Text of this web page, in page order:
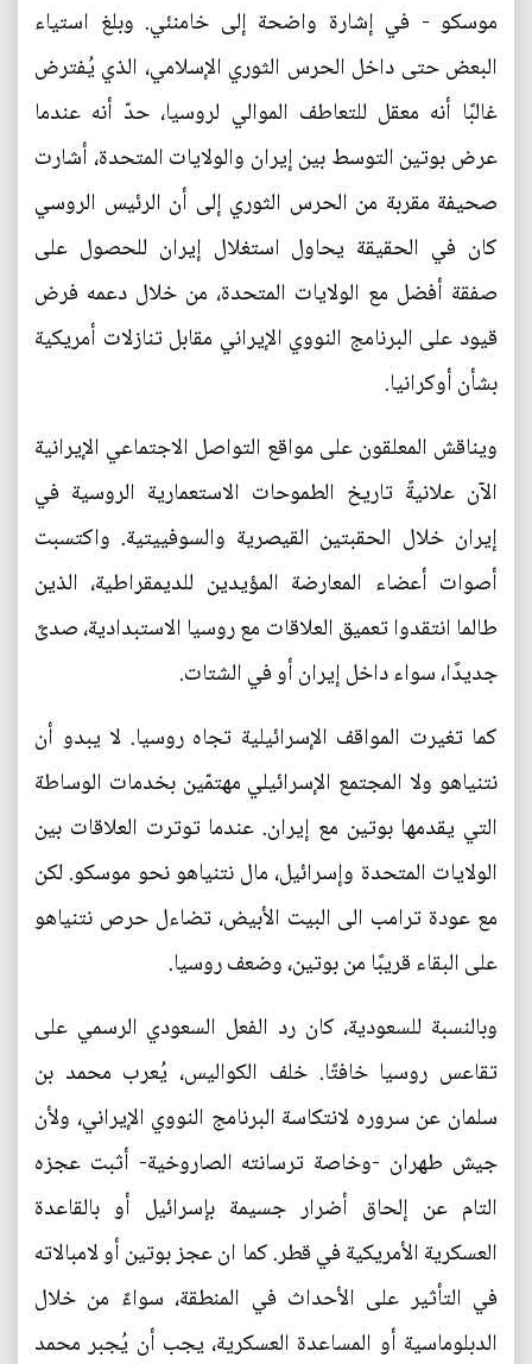
موسكو - في إشارة واضحة إلى خامنئي. وبلغ استياء
البعض حتى داخل الحرس الثوري الإسلامي، الذي يُفترض
غالبًا أنه معقل للتعاطف الموالي لروسيا، حدّ أنه عندما
عرض بوتين التوسط بين إيران والولايات المتحدة، أشارت
صحيفة مقربة من الحرس الثوري إلى أن الرئيس الروسي
كان في الحقيقة يحاول استغلال إيران للحصول على
صفقة أفضل مع الولايات المتحدة، من خلال دعمه فرض
قيود على البرنامج النووي الإيراني مقابل تنازلات أمريكية
بشأن أوكرانيا.
ويناقش المعلقون على مواقع التواصل الاجتماعي الإيرانية
الآن علانيةً تاريخ الطموحات الاستعمارية الروسية في
إيران خلال الحقبتين القيصرية والسوفييتية. واكتسبت
أصوات أعضاء المعارضة المؤيدين للديمقراطية، الذين
طالما انتقدوا تعميق العلاقات مع روسيا الاستبدادية، صدىً
جديدًا، سواء داخل إيران أو في الشتات.
كما تغيرت المواقف الإسرائيلية تجاه روسيا. لا يبدو أن
نتنياهو ولا المجتمع الإسرائيلي مهتمّين بخدمات الوساطة
التي يقدمها بوتين مع إيران. عندما توترت العلاقات بين
الولايات المتحدة وإسرائيل، مال نتنياهو نحو موسكو. لكن
مع عودة ترامب الى البيت الأبيض، تضاءل حرص نتنياهو
على البقاء قريبًا من بوتين، وضعف روسيا.
وبالنسبة للسعودية، كان رد الفعل السعودي الرسمي على
تقاعس روسيا خافتًا. خلف الكواليس، يُعرب محمد بن
سلمان عن سروره لانتكاسة البرنامج النووي الإيراني، ولأن
جيش طهران -وخاصة ترسانته الصاروخية- أثبت عجزه
التام عن إلحاق أضرار جسيمة بإسرائيل أو بالقاعدة
العسكرية الأمريكية في قطر. كما ان عجز بوتين أو لامبالاته
في التأثير على الأحداث في المنطقة، سواءً من خلال
الدبلوماسية أو المساعدة العسكرية، يجب أن يُجبر محمد